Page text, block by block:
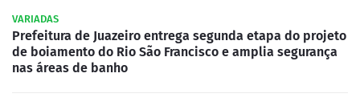
VARIADAS
Prefeitura de Juazeiro entrega segunda etapa do projeto
de boiamento do Rio São Francisco e amplia segurança
nas áreas de banho